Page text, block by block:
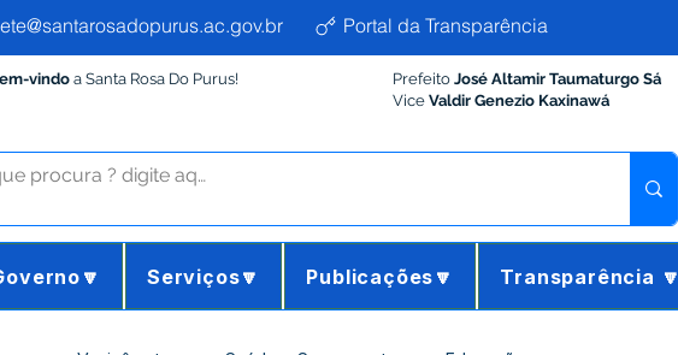
Portal da Transparência
vindoa Santa Rosa Do Purus! Prefeito José Altamir Taumaturgo Sá
Vice Valdir Genezio Kaxinawá
Serviços🔽 Publicações🔽 Transparência 🔽